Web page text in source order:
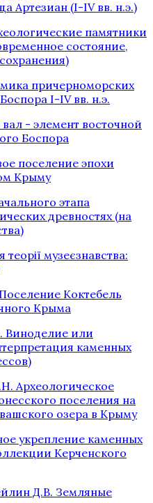
Артезиан (I-IV вв. н.э.)
памятники
состояние,
причерноморских
I-IV вв. н.э.
- элемент восточной
Боспора
поселение эпохи
Крыму
этапа
древностях (на
музеєзнавства:
Коктебель
Крыма
Виноделие или
каменных
Археологическое
поселения на
озера в Крыму
укрепление каменных
Керченского
Д.В. Земляные